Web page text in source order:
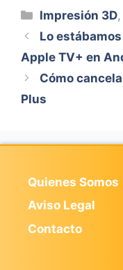
Categorías
Impresión 3D,
Lo
Apple TV+ en
Cómo
Plus
Quienes Somos
Aviso Legal
Contacto